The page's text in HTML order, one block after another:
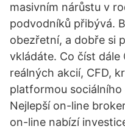
masivním nárůstu v
podvodníků přibývá.
obezřetní, a dobře si
vkládáte. Co číst
reálných akcií, CFD,
platformou
Nejlepší on-line
on-line nabízí